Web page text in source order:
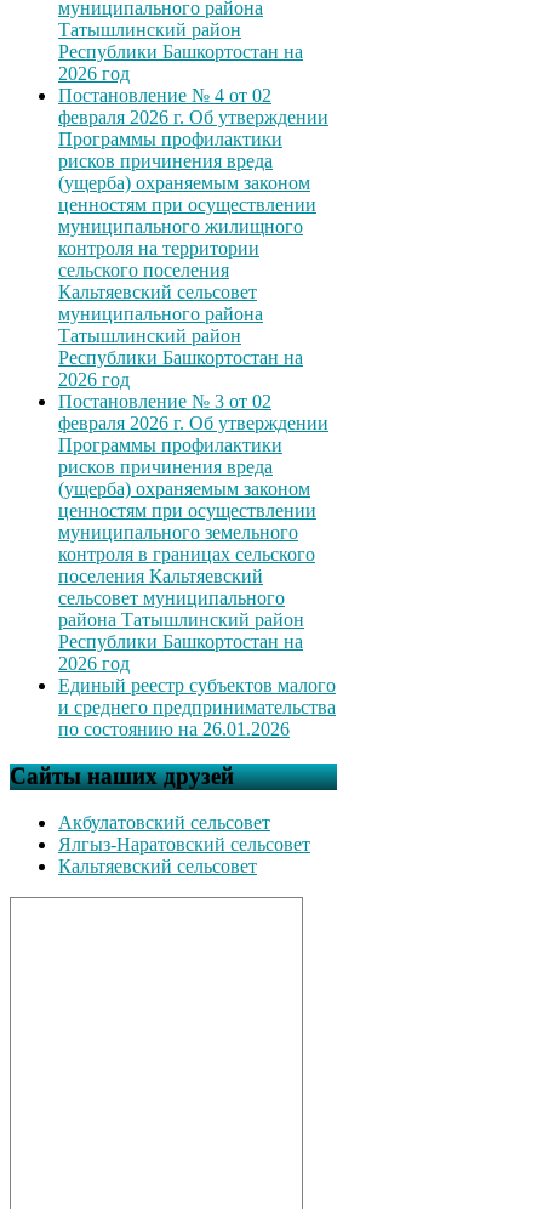
муниципального района
Татышлинский район
Республики Башкортостан на
2026 год
Постановление № 4 от 02
февраля 2026 г. Об утверждении
Программы профилактики
рисков причинения вреда
(ущерба) охраняемым законом
ценностям при осуществлении
муниципального жилищного
контроля на территории
сельского поселения
Кальтяевский сельсовет
муниципального района
Татышлинский район
Республики Башкортостан на
2026 год
Постановление № 3 от 02
февраля 2026 г. Об утверждении
Программы профилактики
рисков причинения вреда
(ущерба) охраняемым законом
ценностям при осуществлении
муниципального земельного
контроля в границах сельского
поселения Кальтяевский
сельсовет муниципального
района Татышлинский район
Республики Башкортостан на
2026 год
Единый реестр субъектов малого
и среднего предпринимательства
по состоянию на 26.01.2026
Сайты наших друзей
Акбулатовский сельсовет
Ялгыз-Наратовский сельсовет
Кальтяевский сельсовет